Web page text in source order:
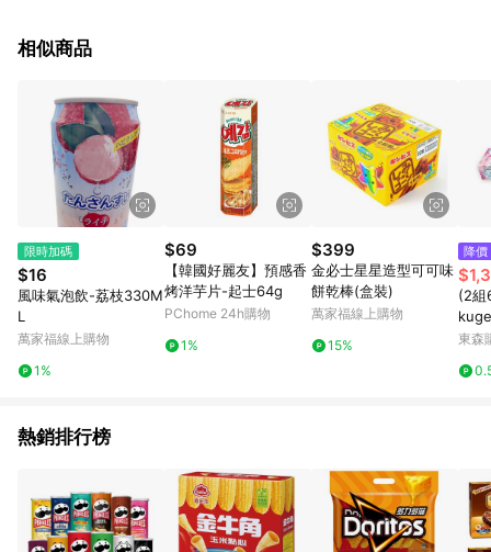
列商品、Android手機、汽機車、一歲以下嬰兒配方奶粉、醫療器
包，規範請依該紅包頁說明為主。 6. 點數回饋將依照蝦皮提供扣
除折價券、運費與蝦幣後之最終金額進行計算。 7. 同一商品品項
(即便不同尺寸規格)，皆會計入同一筆返點上限進行計算。 8. 用
戶需於同一瀏覽器進行交易（若自動跳轉 APP，請在 APP交
易）。 9. 若使用不同物流或付款方式，將拆分成不同筆訂單編號
發送通知。 10. 若使用折價券折抵，可能會有攤提折抵導致訂單
金額些微落差。 11. 蝦皮會將LINE的導購跳轉紀錄與蝦皮的會員
ID進行綁定，若後續七天內未透過其他媒體來源導入蝦皮官網，
則七天內於該蝦皮帳號下訂的首筆訂單會被蝦皮認列為該LINE用
戶導購跳轉時所成立之訂單。 12. 若同一用戶使用一個以上蝦皮
帳號透過LINE購物進行導購，將可能導致無法收到導購通知，亦
可能無法收到點數，再請留意。 13. 請注意以下行為將可能導致
無法取得 LINE POINTS 點數回饋資格：使用非指定之途徑及方式
確認；超過60天(含)以上進行申訴，恕無法贈點回饋。需檢附蝦
皮訂單完成、LINE購物訂單記錄，如於LINE購物訂單紀錄已呈
現：「非本次前往蝦皮商店之品項，不符合回饋資格 」，則不受
理此案件。 [注意事項] 1. 如導購途中用戶由網頁版(電腦版/手機
版網頁)切換為 APP 會造成追蹤中斷而無法進行 LINE POINTS 回
饋。 2. 若購買過程中關閉蝦皮APP，則需重新透過LINE購物前往
相似商品
限時加碼
$16
風味氣泡飲-荔枝330M
L
萬家福線上購物
1%
$69
【韓國好麗友】預感香
烤洋芋片-起士64g
PChome 24h購物
1%
$399
金必士星星造型可可味
餅乾棒(盒裝)
萬家福線上購物
15%
降價
(2組
UP
粉
東森
熱銷排行榜